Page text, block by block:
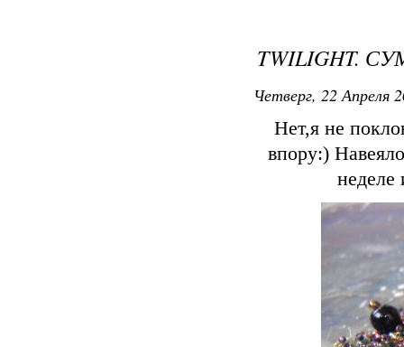
TWILIGHT.
Четверг, 22 Апреля
Нет,я не
впору:)
неделе